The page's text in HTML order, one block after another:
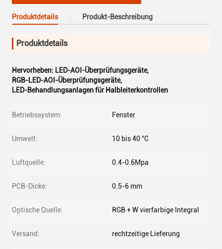
Produktdetails Produkt-Beschreibung
Produktdetails
Hervorheben: LED-AOI-Überprüfungsgeräte,
RGB-LED-AOI-Überprüfungsgeräte,
LED-Behandlungsanlagen für Halbleiterkontrollen
Betriebssystem: Fenster
Umwelt: 10 bis 40 °C
Luftquelle: 0.4-0.6Mpa
PCB-Dicke: 0.5-6 mm
Optische Quelle: RGB + W vierfarbige Integral
Versand: rechtzeitige Lieferung